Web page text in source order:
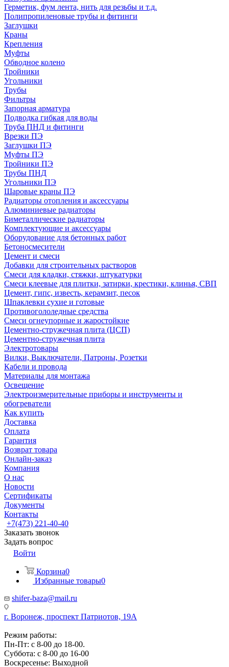
Герметик, фум лента, нить для резьбы и т.д.
Полипропиленовые трубы и фитинги
Заглушки
Краны
Крепления
Муфты
Обводное колено
Тройники
Угольники
Трубы
Фильтры
Запорная арматура
Подводка гибкая для воды
Труба ПНД и фитинги
Врезки ПЭ
Заглушки ПЭ
Муфты ПЭ
Тройники ПЭ
Трубы ПНД
Угольники ПЭ
Шаровые краны ПЭ
Радиаторы отопления и аксессуары
Алюминиевые радиаторы
Биметаллические радиаторы
Комплектующие и аксессуары
Оборудование для бетонных работ
Бетоносмесители
Цемент и смеси
Добавки для строительных растворов
Смеси для кладки, стяжки, штукатурки
Смеси клеевые для плитки, затирки, крестики, клинья, СВП
Цемент, гипс, известь, керамзит, песок
Шпаклевки сухие и готовые
Противогололедные средства
Смеси огнеупорные и жаростойкие
Цементно-стружечная плита (ЦСП)
Цементно-стружечная плита
Электротовары
Вилки, Выключатели, Патроны, Розетки
Кабели и провода
Материалы для монтажа
Освещение
Электроизмерительные приборы и инструменты и
обогреватели
Как купить
Доставка
Оплата
Гарантия
Возврат товара
Онлайн-заказ
Компания
О нас
Новости
Сертификаты
Документы
Контакты
+7(473) 221-40-40
Заказать звонок
Задать вопрос
Войти
Корзина0
Избранные товары0
shifer-baza@mail.ru
г. Воронеж, проспект Патриотов, 19А
Режим работы:
Пн-Пт: с 8-00 до 18-00.
Суббота: с 8-00 до 16-00
Воскресенье: Выходной